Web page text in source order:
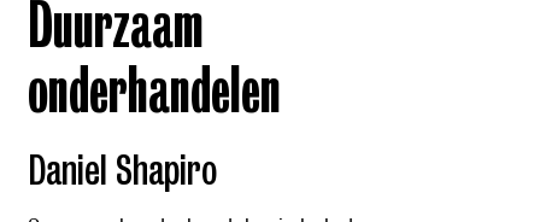
Duurzaam
onderhandelen
Daniel Shapiro